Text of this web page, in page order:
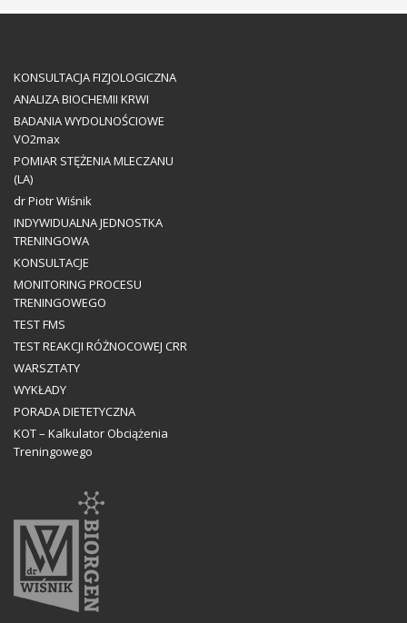
KONSULTACJA FIZJOLOGICZNA
ANALIZA BIOCHEMII KRWI
BADANIA WYDOLNOŚCIOWE
VO2max
POMIAR STĘŻENIA MLECZANU
(LA)
dr Piotr Wiśnik
INDYWIDUALNA JEDNOSTKA
TRENINGOWA
KONSULTACJE
MONITORING PROCESU
TRENINGOWEGO
TEST FMS
TEST REAKCJI RÓŻNOCOWEJ CRR
WARSZTATY
WYKŁADY
PORADA DIETETYCZNA
KOT – Kalkulator Obciążenia
Treningowego